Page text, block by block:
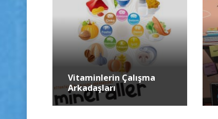
Vitaminlerin Çalışma
Arkadaşları